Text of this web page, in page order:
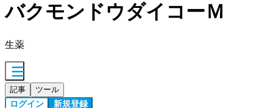
バクモンドウダイコーＭ
生薬
記事 ツール
ログイン 新規登録